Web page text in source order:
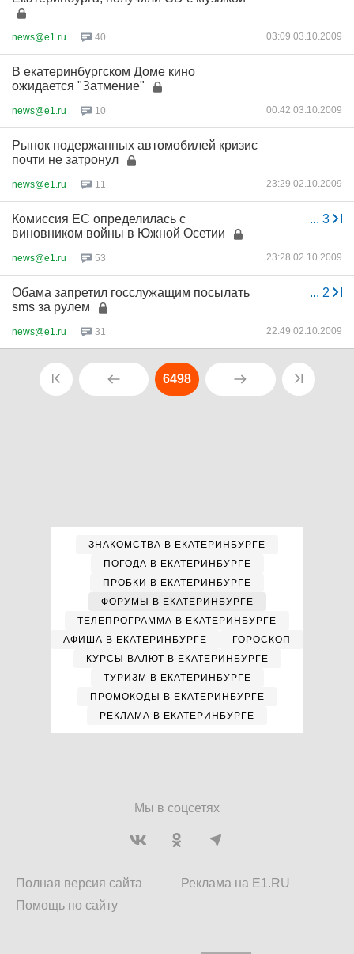
news@e1.ru 40 03:09 03.10.2009
В екатеринбургском Доме кино
ожидается "Затмение"
news@e1.ru 10 00:42 03.10.2009
Рынок подержанных автомобилей кризис
почти не затронул
news@e1.ru 11 23:29 02.10.2009
... 3
Комиссия ЕС определилась с
виновником войны в Южной Осетии
news@e1.ru 53 23:28 02.10.2009
... 2
Обама запретил госслужащим посылать
sms за рулем
news@e1.ru 31 22:49 02.10.2009
6498
ЗНАКОМСТВА В ЕКАТЕРИНБУРГЕ
ПОГОДА В ЕКАТЕРИНБУРГЕ
ПРОБКИ В ЕКАТЕРИНБУРГЕ
ФОРУМЫ В ЕКАТЕРИНБУРГЕ
ТЕЛЕПРОГРАММА В ЕКАТЕРИНБУРГЕ
АФИША В ЕКАТЕРИНБУРГЕ
ГОРОСКОП
КУРСЫ ВАЛЮТ В ЕКАТЕРИНБУРГЕ
ТУРИЗМ В ЕКАТЕРИНБУРГЕ
ПРОМОКОДЫ В ЕКАТЕРИНБУРГЕ
РЕКЛАМА В ЕКАТЕРИНБУРГЕ
Мы в соцсетях
Полная версия сайта
Помощь по сайту
Реклама на E1.RU